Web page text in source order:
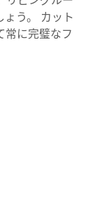
う。 カット
常に完璧なフ